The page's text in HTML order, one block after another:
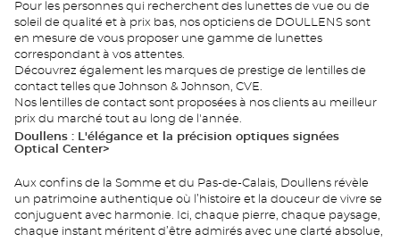
Pour les personnes qui recherchent des lunettes de vue ou de
soleil de qualité et à prix bas, nos opticiens de DOULLENS sont
en mesure de vous proposer une gamme de lunettes
correspondant à vos attentes.
Découvrez également les marques de prestige de lentilles de
contact telles que Johnson & Johnson, CVE.
Nos lentilles de contact sont proposées à nos clients au meilleur
prix du marché tout au long de l'année.
Doullens : L'élégance et la précision optiques signées
Optical Center>
Aux confins de la Somme et du Pas-de-Calais, Doullens révèle
un patrimoine authentique où l’histoire et la douceur de vivre se
conjuguent avec harmonie. Ici, chaque pierre, chaque paysage,
chaque instant méritent d’être admirés avec une clarté absolue,